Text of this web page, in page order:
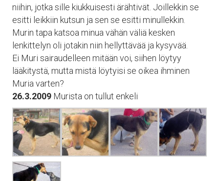
niihin, jotka sille kiukkuisesti ärähtivät. Joillekkin se
esitti leikkiin kutsun ja sen se esitti minullekkin.
Murin tapa katsoa minua vähän väliä kesken
lenkittelyn oli jotakin niin hellyttävää ja kysyvää.
Ei Muri sairaudelleen mitään voi, siihen löytyy
lääkitystä, mutta mistä löytyisi se oikea ihminen
Muria varten?
26.3.2009 Murista on tullut enkeli